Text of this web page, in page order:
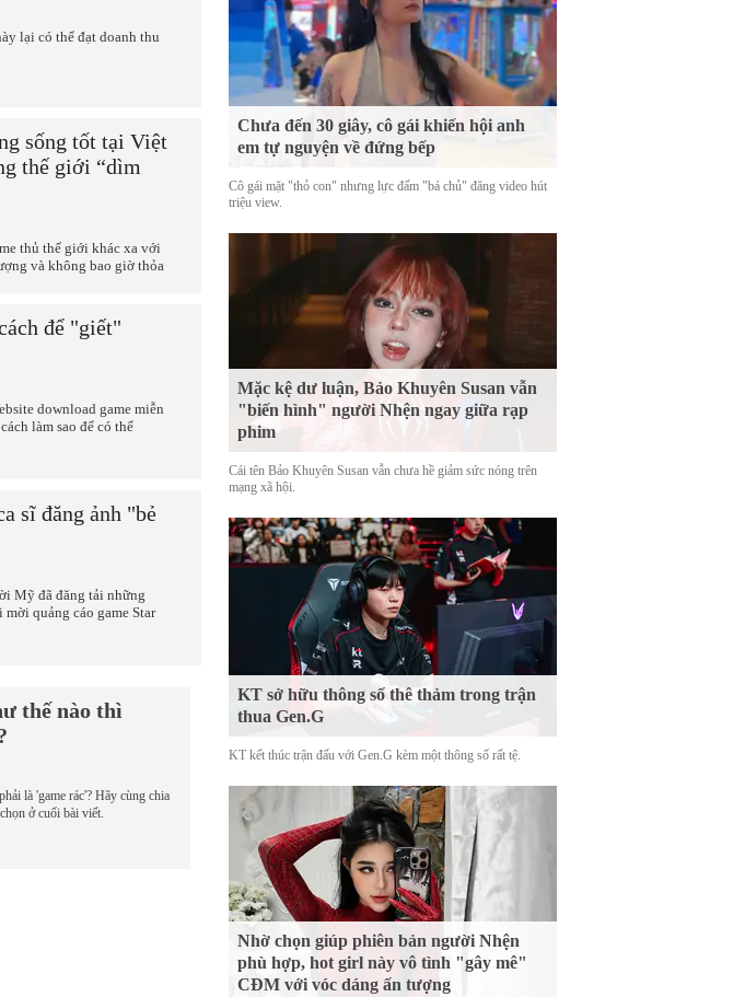
lại có thể đạt doanh thu
sống tốt tại Việt
thế giới “dìm
thủ thế giới khác xa với
và không bao giờ thỏa
để "giết"
download game miễn
làm sao để có thể
sĩ đăng ảnh "bẻ
Mỹ đã đăng tải những
quảng cáo game Star
thế nào thì
là 'game rác'? Hãy cùng chia
ở cuối bài viết.
Chưa đến 30 giây, cô gái khiến hội anh
em tự nguyện về đứng bếp
Cô gái mặt "thỏ con" nhưng lực đấm "bá chủ" đăng video hút
triệu view.
Mặc kệ dư luận, Bảo Khuyên Susan vẫn
"biến hình" người Nhện ngay giữa rạp
phim
Cái tên Bảo Khuyên Susan vẫn chưa hề giảm sức nóng trên
mạng xã hội.
KT sở hữu thông số thê thảm trong trận
thua Gen.G
KT kết thúc trận đấu với Gen.G kèm một thông số rất tệ.
Nhờ chọn giúp phiên bản người Nhện
phù hợp, hot girl này vô tình "gây mê"
CĐM với vóc dáng ấn tượng